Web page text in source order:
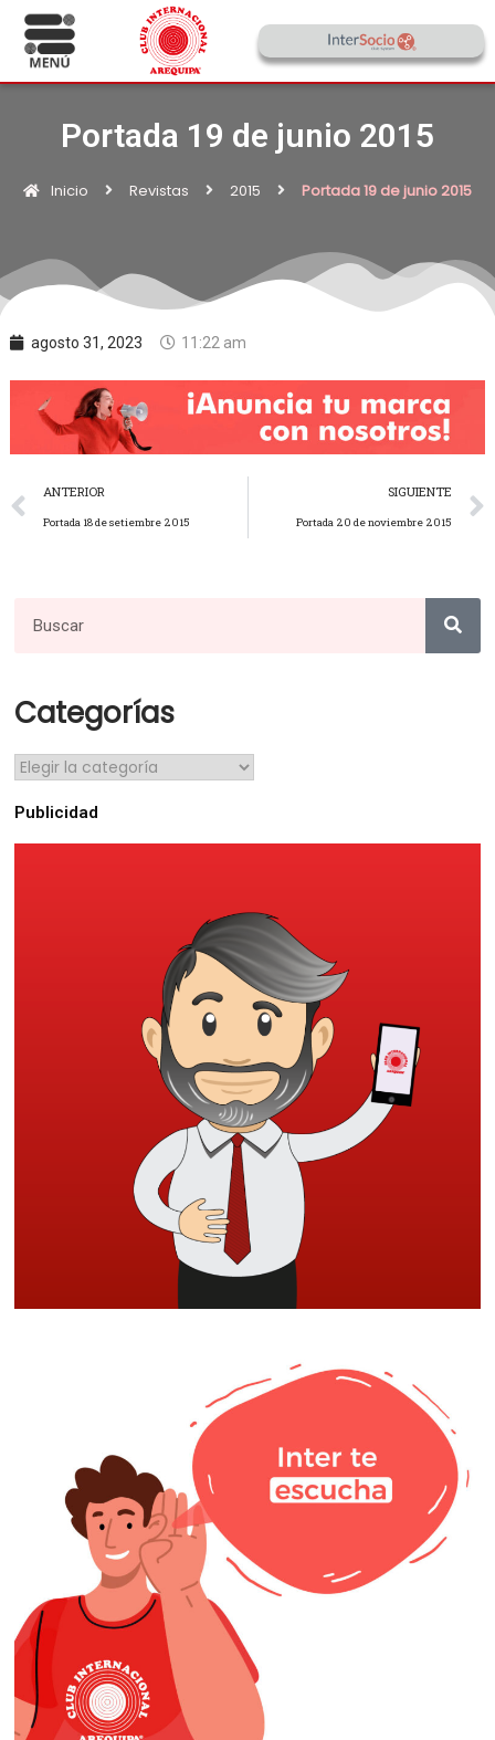
Portada 19 de junio 2015
Inicio Revistas 2015 Portada 19 de junio 2015
agosto 31, 2023 11:22 am
ANTERIOR
Portada 18 de setiembre 2015
SIGUIENTE
Portada 20 de noviembre 2015
Categorías
Publicidad